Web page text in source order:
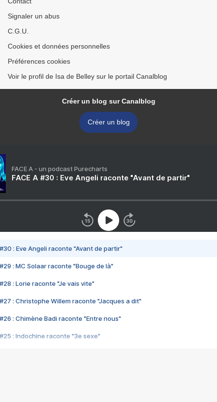
Signaler un abus
C.G.U.
Cookies et données personnelles
Préférences cookies
Voir le profil de Isa de Belley sur le portail Canalblog
Créer un blog sur Canalblog
Créer un blog
FACE A - un podcast Purecharts
FACE A #30 : Eve Angeli raconte "Avant de partir"
#30 : Eve Angeli raconte "Avant de partir"
#29 : MC Solaar raconte "Bouge de là"
#28 : Lorie raconte "Je vais vite"
#27 : Christophe Willem raconte "Jacques a dit"
#26 : Chimène Badi raconte "Entre nous"
#25 : Indochine raconte "3e sexe"